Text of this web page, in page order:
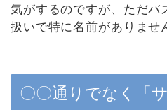
気がするのですが、ただバ
扱いで特に名前がありませ
〇〇通りでなく「